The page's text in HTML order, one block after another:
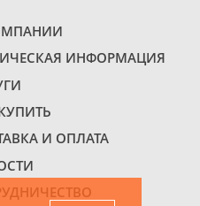
ИНФОРМАЦИЯ
И ОПЛАТА